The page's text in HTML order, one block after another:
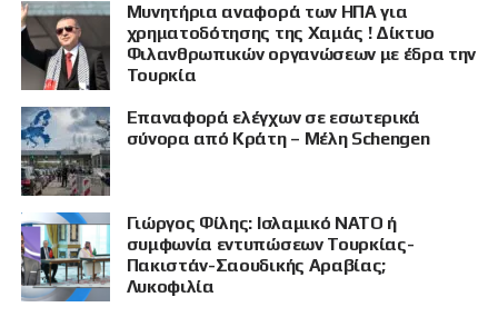
Μυνητήρια αναφορά των ΗΠΑ για
χρηματοδότησης της Χαμάς ! Δίκτυο
Φιλανθρωπικών οργανώσεων με έδρα την
Τουρκία
Επαναφορά ελέγχων σε εσωτερικά
σύνορα από Κράτη – Μέλη Schengen
Γιώργος Φίλης: Ισλαμικό ΝΑΤΟ ή
συμφωνία εντυπώσεων Τουρκίας-
Πακιστάν-Σαουδικής Αραβίας;
Λυκοφιλία